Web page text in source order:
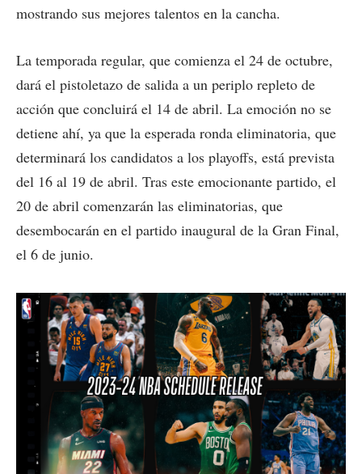
mostrando sus mejores talentos en la cancha.
La temporada regular, que comienza el 24 de octubre,
dará el pistoletazo de salida a un periplo repleto de
acción que concluirá el 14 de abril. La emoción no se
detiene ahí, ya que la esperada ronda eliminatoria, que
determinará los candidatos a los playoffs, está prevista
del 16 al 19 de abril. Tras este emocionante partido, el
20 de abril comenzarán las eliminatorias, que
desembocarán en el partido inaugural de la Gran Final,
el 6 de junio.